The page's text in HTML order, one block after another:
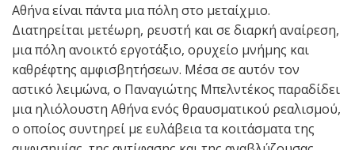
Αθήνα είναι πάντα μια πόλη στο μεταίχμιο.
Διατηρείται μετέωρη, ρευστή και σε διαρκή αναίρεση,
μια πόλη ανοικτό εργοτάξιο, ορυχείο μνήμης και
καθρέφτης αμφισβητήσεων. Μέσα σε αυτόν τον
αστικό λειμώνα, ο Παναγιώτης Μπελντέκος παραδίδει
μια ηλιόλουστη Αθήνα ενός θραυσματικού ρεαλισμού,
ο οποίος συντηρεί με ευλάβεια τα κοιτάσματα της